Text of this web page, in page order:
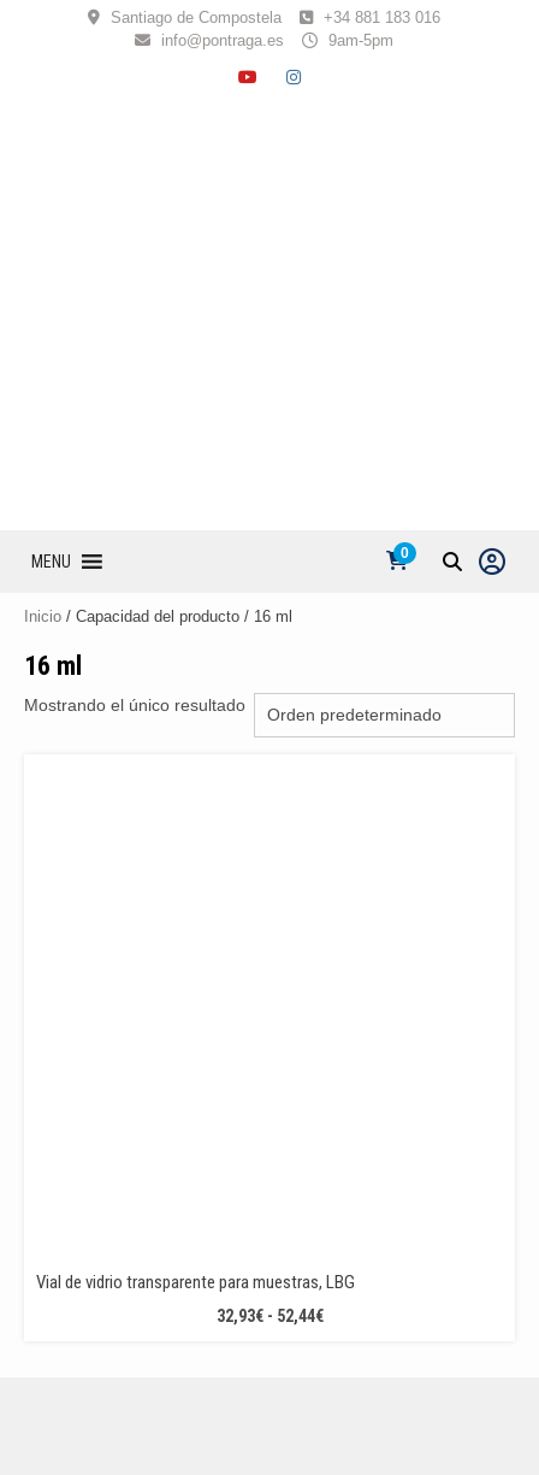
Santiago de Compostela
+34 881 183 016
info@pontraga.es
9am-5pm
YOUTUBE
INSTAGRAM
MENU 0
Inicio / Capacidad del producto / 16 ml
16 ml
Mostrando el único resultado
Vial de vidrio transparente para muestras, LBG
32,93€ - 52,44€RANGO